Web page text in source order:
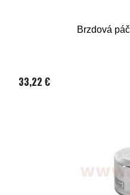
Brzdová
33,22 €